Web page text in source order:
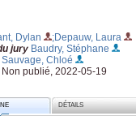
Dylan
;Depauw, Laura
jury Baudry, Stéphane
Sauvage, Chloé
Non publié, 2022-05-19
DÉTAILS